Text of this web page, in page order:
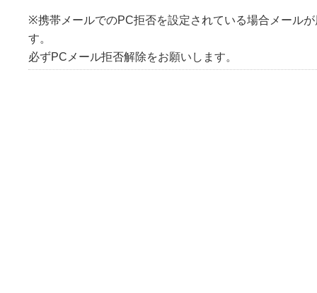
※携帯メールでのPC拒否を設定されている場合メール
す。
必ずPCメール拒否解除をお願いします。